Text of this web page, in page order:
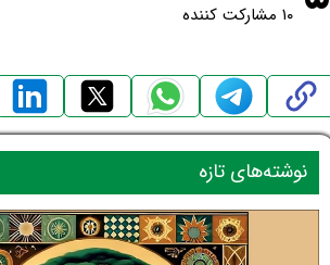
۱۰ مشارکت کننده
نوشته‌های تازه